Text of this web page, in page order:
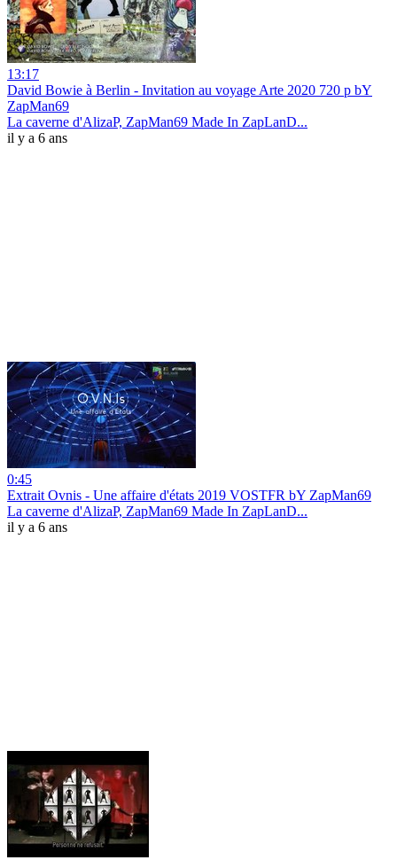
13:17
David Bowie à Berlin - Invitation au voyage Arte 2020 720 p bY
ZapMan69
La caverne d'AlizaP, ZapMan69 Made In ZapLanD...
il y a 6 ans
0:45
Extrait Ovnis - Une affaire d'états 2019 VOSTFR bY ZapMan69
La caverne d'AlizaP, ZapMan69 Made In ZapLanD...
il y a 6 ans